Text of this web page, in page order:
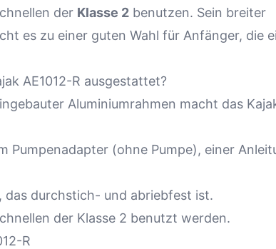
der Klasse 2 benutzen. Sein breiter
es zu einer guten Wahl für Anfänger, die
AE1012-R ausgestattet?
Aluminiumrahmen macht das
Pumpenadapter (ohne Pumpe), einer
das durchstich- und abriebfest ist.
der Klasse 2 benutzt werden.
R